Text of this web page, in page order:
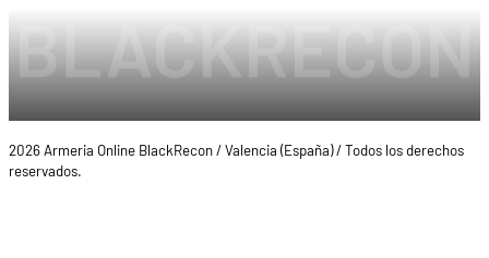
2026 Armeria Online BlackRecon / Valencia (España) / Todos los derechos
reservados.